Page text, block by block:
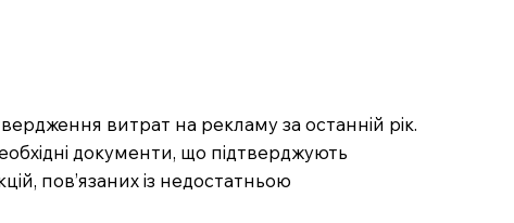
витрат на рекламу за останній рік.
документи, що підтверджують
пов’язаних із недостатньою